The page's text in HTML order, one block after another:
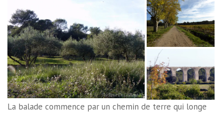
La balade commence par un chemin de terre qui longe